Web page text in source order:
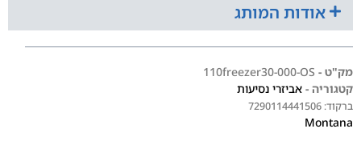
אודות המותג
מק"ט - 110freezer30-000-OS
קטגוריה - אביזרי נסיעות
ברקוד: 7290114441506
Montana